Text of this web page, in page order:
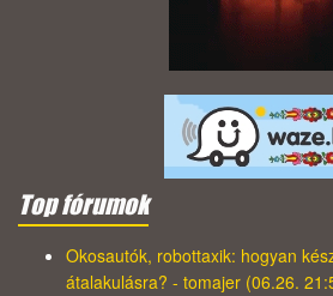
Top fórumok
Okosautók, robottaxik: hogyan
átalakulásra? - tomajer (06.26.